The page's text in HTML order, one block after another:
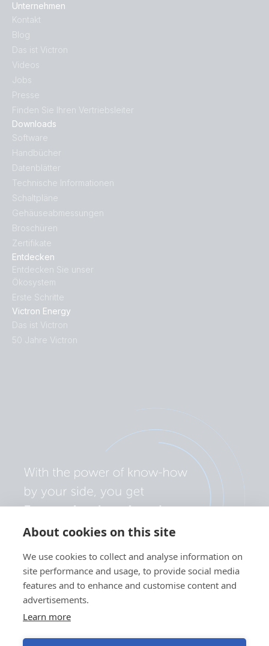
About cookies on this site
We use cookies to collect and analyse information on
site performance and usage, to provide social media
features and to enhance and customise content and
advertisements.
Learn more
Entdecken
Entdecken Sie unser
Ökosystem
Erste Schritte
Victron Energy
Das ist Victron
50 Jahre Victron
Downloads
Software
Handbücher
Datenblätter
Technische Informationen
Schaltpläne
Gehäuseabmessungen
Broschüren
Zertifikate
Unternehmen
Kontakt
Blog
Das ist Victron
Videos
Jobs
Presse
Finden Sie Ihren Vertriebsleiter